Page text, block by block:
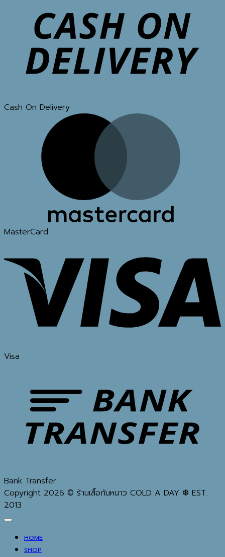
Cash On Delivery
MasterCard
Visa
Bank Transfer
Copyright 2026 © ร้านเสื้อกันหนาว COLD A DAY ❆ EST.
2013
HOME
SHOP